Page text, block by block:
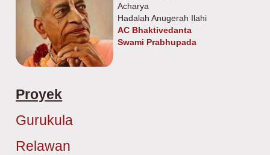
Acharya
Hadalah Anugerah Ilahi
AC Bhaktivedanta
Swami Prabhupada
Proyek
Gurukula
Relawan